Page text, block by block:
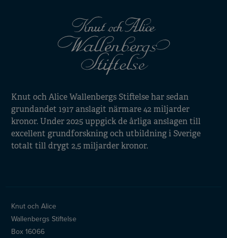
Knut och Alice Wallenbergs Stiftelse har sedan
grundandet 1917 anslagit närmare 42 miljarder
kronor. Under 2025 uppgick de årliga anslagen till
excellent grundforskning och utbildning i Sverige
totalt till drygt 2,5 miljarder kronor.
Knut och Alice
Wallenbergs Stiftelse
Box 16066